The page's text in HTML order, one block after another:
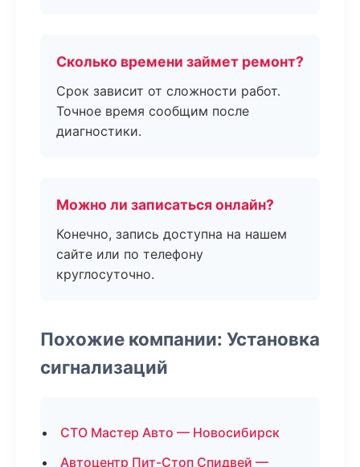
Сколько времени займет ремонт?
Срок зависит от сложности работ.
Точное время сообщим после
диагностики.
Можно ли записаться онлайн?
Конечно, запись доступна на нашем
сайте или по телефону
круглосуточно.
Похожие компании: Установка
сигнализаций
СТО Мастер Авто — Новосибирск
Автоцентр Пит-Стоп Спидвей —